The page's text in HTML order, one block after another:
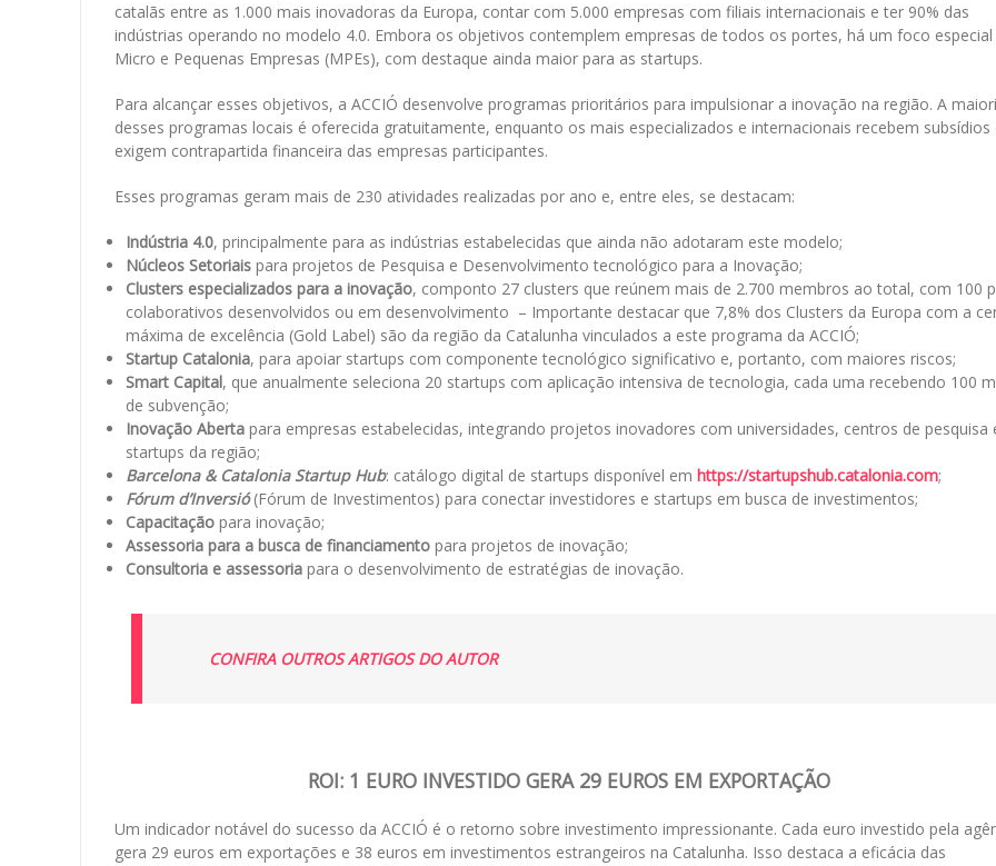
catalãs entre as 1.000 mais inovadoras da Europa, contar com 5.000 empresas com filiais internacionais e ter 90% das
indústrias operando no modelo 4.0. Embora os objetivos contemplem empresas de todos os portes, há um foco especial
Micro e Pequenas Empresas (MPEs), com destaque ainda maior para as startups.
Para alcançar esses objetivos, a ACCIÓ desenvolve programas prioritários para impulsionar a inovação na região. A
desses programas locais é oferecida gratuitamente, enquanto os mais especializados e internacionais recebem subsídios
exigem contrapartida financeira das empresas participantes.
Esses programas geram mais de 230 atividades realizadas por ano e, entre eles, se destacam:
Indústria 4.0, principalmente para as indústrias estabelecidas que ainda não adotaram este modelo;
Núcleos Setoriais para projetos de Pesquisa e Desenvolvimento tecnológico para a Inovação;
Clusters especializados para a inovação, componto 27 clusters que reúnem mais de 2.700 membros ao total, com 100
colaborativos desenvolvidos ou em desenvolvimento – Importante destacar que 7,8% dos Clusters da Europa com a
máxima de excelência (Gold Label) são da região da Catalunha vinculados a este programa da ACCIÓ;
Startup Catalonia, para apoiar startups com componente tecnológico significativo e, portanto, com maiores riscos;
Smart Capital, que anualmente seleciona 20 startups com aplicação intensiva de tecnologia, cada uma recebendo 100
de subvenção;
Inovação Aberta para empresas estabelecidas, integrando projetos inovadores com universidades, centros de pesquisa
startups da região;
Barcelona & Catalonia Startup Hub: catálogo digital de startups disponível em https://startupshub.catalonia.com;
Fórum d’Inversió(Fórum de Investimentos) para conectar investidores e startups em busca de investimentos;
Capacitação para inovação;
Assessoria para a busca de financiamento para projetos de inovação;
Consultoria e assessoria para o desenvolvimento de estratégias de inovação.
CONFIRA OUTROS ARTIGOS DO AUTOR
ROI: 1 EURO INVESTIDO GERA 29 EUROS EM EXPORTAÇÃO
Um indicador notável do sucesso da ACCIÓ é o retorno sobre investimento impressionante. Cada euro investido pela
gera 29 euros em exportações e 38 euros em investimentos estrangeiros na Catalunha. Isso destaca a eficácia das